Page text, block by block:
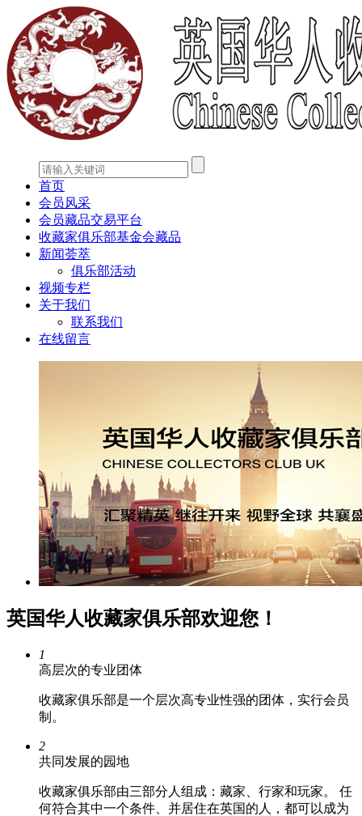
首页
会员风采
会员藏品交易平台
收藏家俱乐部基金会藏品
新闻荟萃
俱乐部活动
视频专栏
关于我们
联系我们
在线留言
英国华人收藏家俱乐部欢迎您！
1
高层次的专业团体
收藏家俱乐部是一个层次高专业性强的团体，实行会员
制。
2
共同发展的园地
收藏家俱乐部由三部分人组成：藏家、行家和玩家。 任
何符合其中一个条件、并居住在英国的人，都可以成为